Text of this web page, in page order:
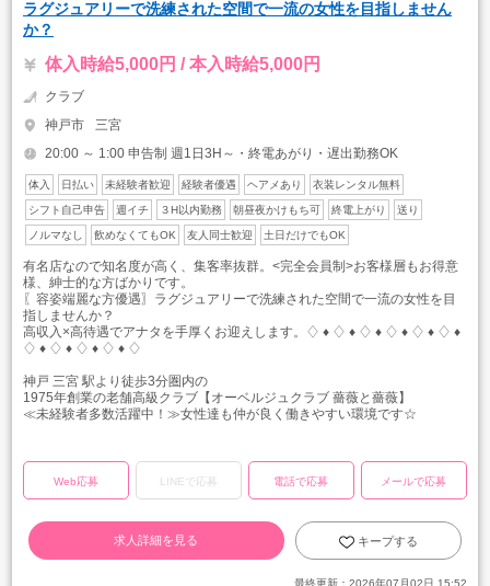
ラグジュアリーで洗練された空間で一流の女性を目指しません
か？
体入時給5,000円 / 本入時給5,000円
クラブ
神戸市
三宮
20:00 ～ 1:00 申告制 週1日3H～・終電あがり・遅出勤務OK
体入 日払い 未経験者歓迎 経験者優遇 ヘアメあり 衣装レンタル無料
シフト自己申告 週イチ ３H以内勤務 朝昼夜かけもち可 終電上がり 送り
ノルマなし 飲めなくてもOK 友人同士歓迎 土日だけでもOK
有名店なので知名度が高く、集客率抜群。<完全会員制>お客様層もお得意
様、紳士的な方ばかりです。
〖容姿端麗な方優遇〗ラグジュアリーで洗練された空間で一流の女性を目
指しませんか？
高収入×高待遇でアナタを手厚くお迎えします。♢ ♦︎ ♢ ♦︎ ♢ ♦︎ ♢ ♦︎ ♢ ♦︎ ♢ ♦︎
♢ ♦︎ ♢ ♦︎ ♢ ♦︎ ♢ ♦︎ ♢
神戸 三宮 駅より徒歩3分圏内の
1975年創業の老舗高級クラブ【オーベルジュクラブ 薔薇と薔薇】
≪未経験者多数活躍中！≫女性達も仲が良く働きやすい環境です☆
Web応募 LINEで応募 電話で応募 メールで応募
求人詳細を見る キープする
最終更新： 2026年07月02日 15:52